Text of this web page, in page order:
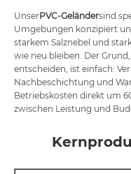
UnserPVC-Geländersind
Umgebungen konzipiert
starkem Salznebel und
wie neu bleiben. Der
entscheiden, ist einfach:
Nachbeschichtung und
Betriebskosten direkt um
zwischen Leistung und